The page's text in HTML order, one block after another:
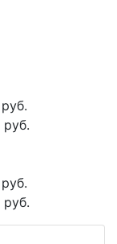
руб.
руб.
руб.
руб.